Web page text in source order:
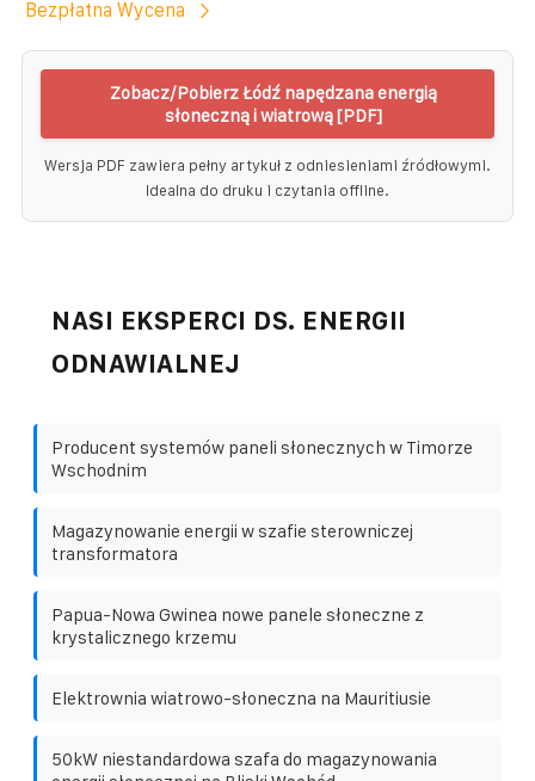
Bezpłatna Wycena
Zobacz/Pobierz Łódź napędzana energią
słoneczną i wiatrową [PDF]
Wersja PDF zawiera pełny artykuł z odniesieniami źródłowymi.
Idealna do druku i czytania offline.
NASI EKSPERCI DS. ENERGII
ODNAWIALNEJ
Producent systemów paneli słonecznych w Timorze
Wschodnim
Magazynowanie energii w szafie sterowniczej
transformatora
Papua-Nowa Gwinea nowe panele słoneczne z
krystalicznego krzemu
Elektrownia wiatrowo-słoneczna na Mauritiusie
50kW niestandardowa szafa do magazynowania